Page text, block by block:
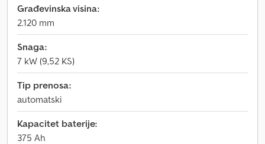
Građevinska visina:
2.120 mm
Snaga:
7 kW (9,52 KS)
Tip prenosa:
automatski
Kapacitet baterije:
375 Ah